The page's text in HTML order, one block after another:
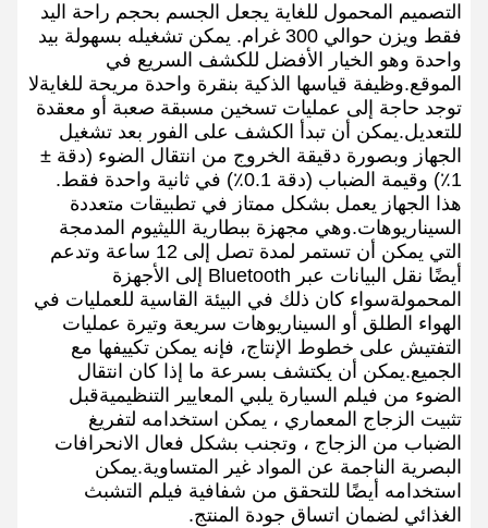
التصميم المحمول للغاية يجعل الجسم بحجم راحة اليد
فقط ويزن حوالي 300 غرام. يمكن تشغيله بسهولة بيد
واحدة وهو الخيار الأفضل للكشف السريع في
الموقع.وظيفة قياسها الذكية بنقرة واحدة مريحة للغايةلا
توجد حاجة إلى عمليات تسخين مسبقة صعبة أو معقدة
للتعديل.يمكن أن تبدأ الكشف على الفور بعد تشغيل
الجهاز وبصورة دقيقة الخروج من انتقال الضوء (دقة ±
1٪) وقيمة الضباب (دقة 0.1٪) في ثانية واحدة فقط.
هذا الجهاز يعمل بشكل ممتاز في تطبيقات متعددة
السيناريوهات.وهي مجهزة ببطارية الليثيوم المدمجة
التي يمكن أن تستمر لمدة تصل إلى 12 ساعة وتدعم
أيضًا نقل البيانات عبر Bluetooth إلى الأجهزة
المحمولةسواء كان ذلك في البيئة القاسية للعمليات في
الهواء الطلق أو السيناريوهات سريعة وتيرة عمليات
التفتيش على خطوط الإنتاج، فإنه يمكن تكييفها مع
الجميع.يمكن أن يكتشف بسرعة ما إذا كان انتقال
الضوء من فيلم السيارة يلبي المعايير التنظيميةقبل
تثبيت الزجاج المعماري ، يمكن استخدامه لتفريغ
الضباب من الزجاج ، وتجنب بشكل فعال الانحرافات
البصرية الناجمة عن المواد غير المتساوية.يمكن
استخدامه أيضًا للتحقق من شفافية فيلم التشبث
الغذائي لضمان اتساق جودة المنتج.